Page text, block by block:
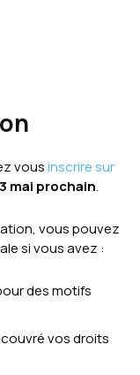
vousinscrire sur
mai prochain.
vous pouvez
si vous avez :
des motifs
vos droits